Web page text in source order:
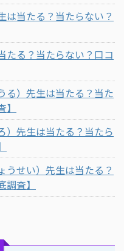
は当たる？当たらない？
たる？当たらない？口コ
る）先生は当たる？当た
）先生は当たる？当たら
うせい）先生は当たる？
査】